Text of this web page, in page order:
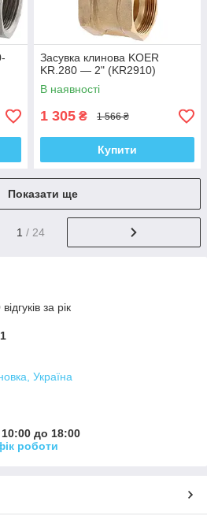
Засувка клинова KOER
KR.280 — 2" (KR2910)
В наявності
1 305 ₴ 1 566 ₴
Купити
Показати ще
1 / 24
за рік
Україна
до 18:00
роботи